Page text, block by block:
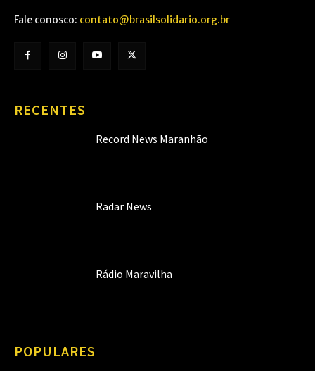
Fale conosco: contato@brasilsolidario.org.br
RECENTES
Record News Maranhão
Radar News
Rádio Maravilha
POPULARES